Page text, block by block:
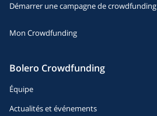
Démarrer une campagne de crowdfunding
Mon Crowdfunding
Bolero Crowdfunding
Équipe
Actualités et événements